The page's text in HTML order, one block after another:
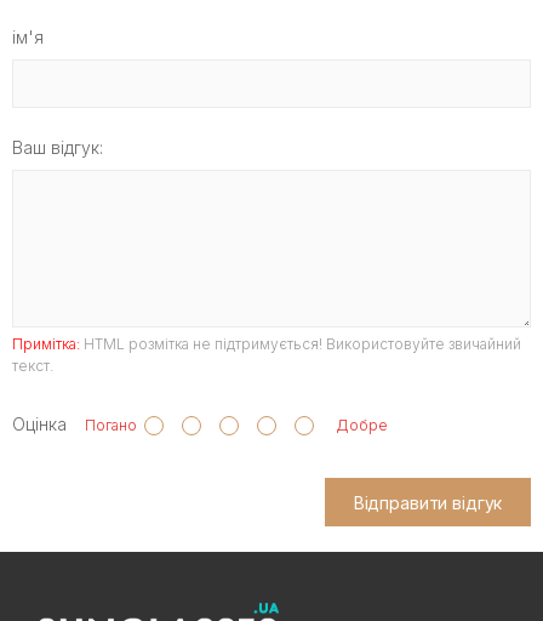
ім'я
Ваш відгук:
Примітка: HTML розмітка не підтримується! Використовуйте звичайний
текст.
Оцінка Погано Добре
Відправити відгук